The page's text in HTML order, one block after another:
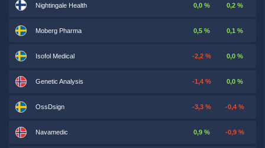
Nightingale Health 0,0 % 0,2 %
Moberg Pharma 0,5 % 0,1 %
Isofol Medical -2,2 % 0,0 %
Genetic Analysis -1,4 % 0,0 %
OssDsign -3,3 % -0,4 %
Navamedic 0,9 % -0,9 %